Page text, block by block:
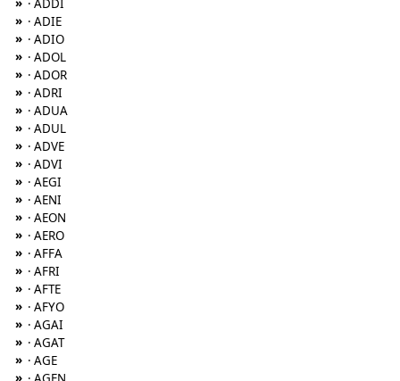
· ADDI
» · ADIE
» · ADIO
» · ADOL
» · ADOR
» · ADRI
» · ADUA
» · ADUL
» · ADVE
» · ADVI
» · AEGI
» · AENI
» · AEON
» · AERO
» · AFFA
» · AFRI
» · AFTE
» · AFYO
» · AGAI
» · AGAT
» · AGE
»